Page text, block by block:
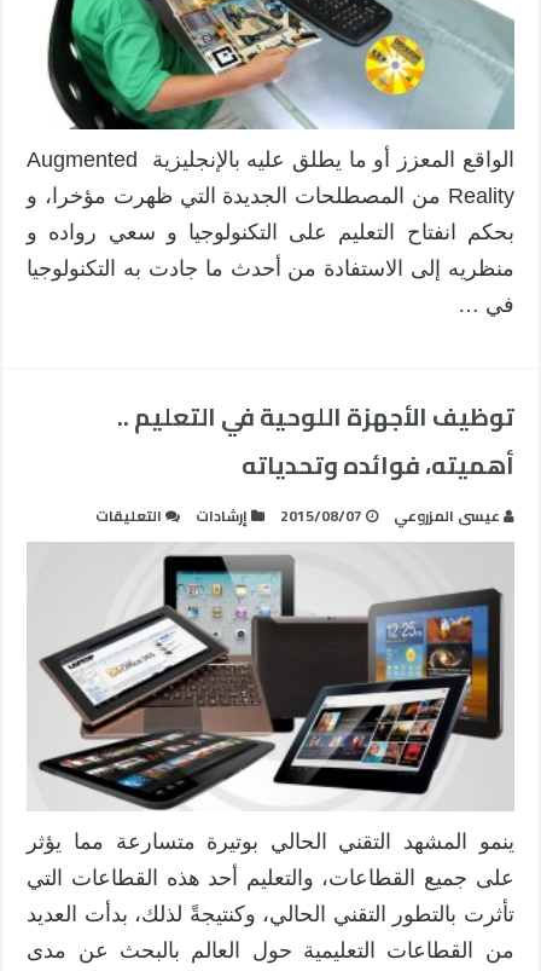
الواقع المعزز أو ما يطلق عليه بالإنجليزية Augmented
Reality من المصطلحات الجديدة التي ظهرت مؤخرا، و
بحكم انفتاح التعليم على التكنولوجيا و سعي رواده و
منظريه إلى الاستفادة من أحدث ما جادت به التكنولوجيا
في …
توظيف الأجهزة اللوحية في التعليم ..
أهميته، فوائده وتحدياته
عيسى المزروعي 2015/08/07 إرشادات التعليقات
توظيف
التعليم
..
أهميته،
فوائده
وتحدياته
مغلقة
ينمو المشهد التقني الحالي بوتيرة متسارعة مما يؤثر
على جميع القطاعات، والتعليم أحد هذه القطاعات التي
تأثرت بالتطور التقني الحالي، وكنتيجةً لذلك، بدأت العديد
من القطاعات التعليمية حول العالم بالبحث عن مدى